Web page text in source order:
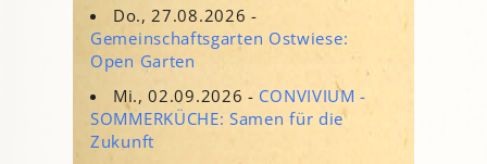
Do., 27.08.2026 -
Gemeinschaftsgarten Ostwiese:
Open Garten
Mi., 02.09.2026 - CONVIVIUM -
SOMMERKÜCHE: Samen für die
Zukunft